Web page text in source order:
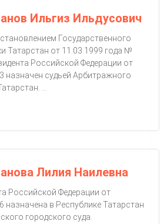
Ильгиз Ильдусович
Государственного
Татарстан от 11.03.1999 года №
Российской Федерации от
назначен судьей Арбитражного
...
Лилия Наилевна
Российской Федерации от
назначена в Республике Татарстан
городского суда.